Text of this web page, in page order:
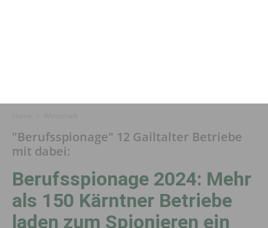
"Berufsspionage" 12 Gailtalter Betriebe
mit dabei:
Berufsspionage 2024: Mehr
als 150 Kärntner Betriebe
laden zum Spionieren ein